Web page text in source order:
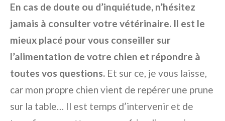
En cas de doute ou d’inquiétude, n’hésitez
jamais à consulter votre vétérinaire. Il est le
mieux placé pour vous conseiller sur
l’alimentation de votre chien et répondre à
toutes vos questions. Et sur ce, je vous laisse,
car mon propre chien vient de repérer une prune
sur la table… Il est temps d’intervenir et de